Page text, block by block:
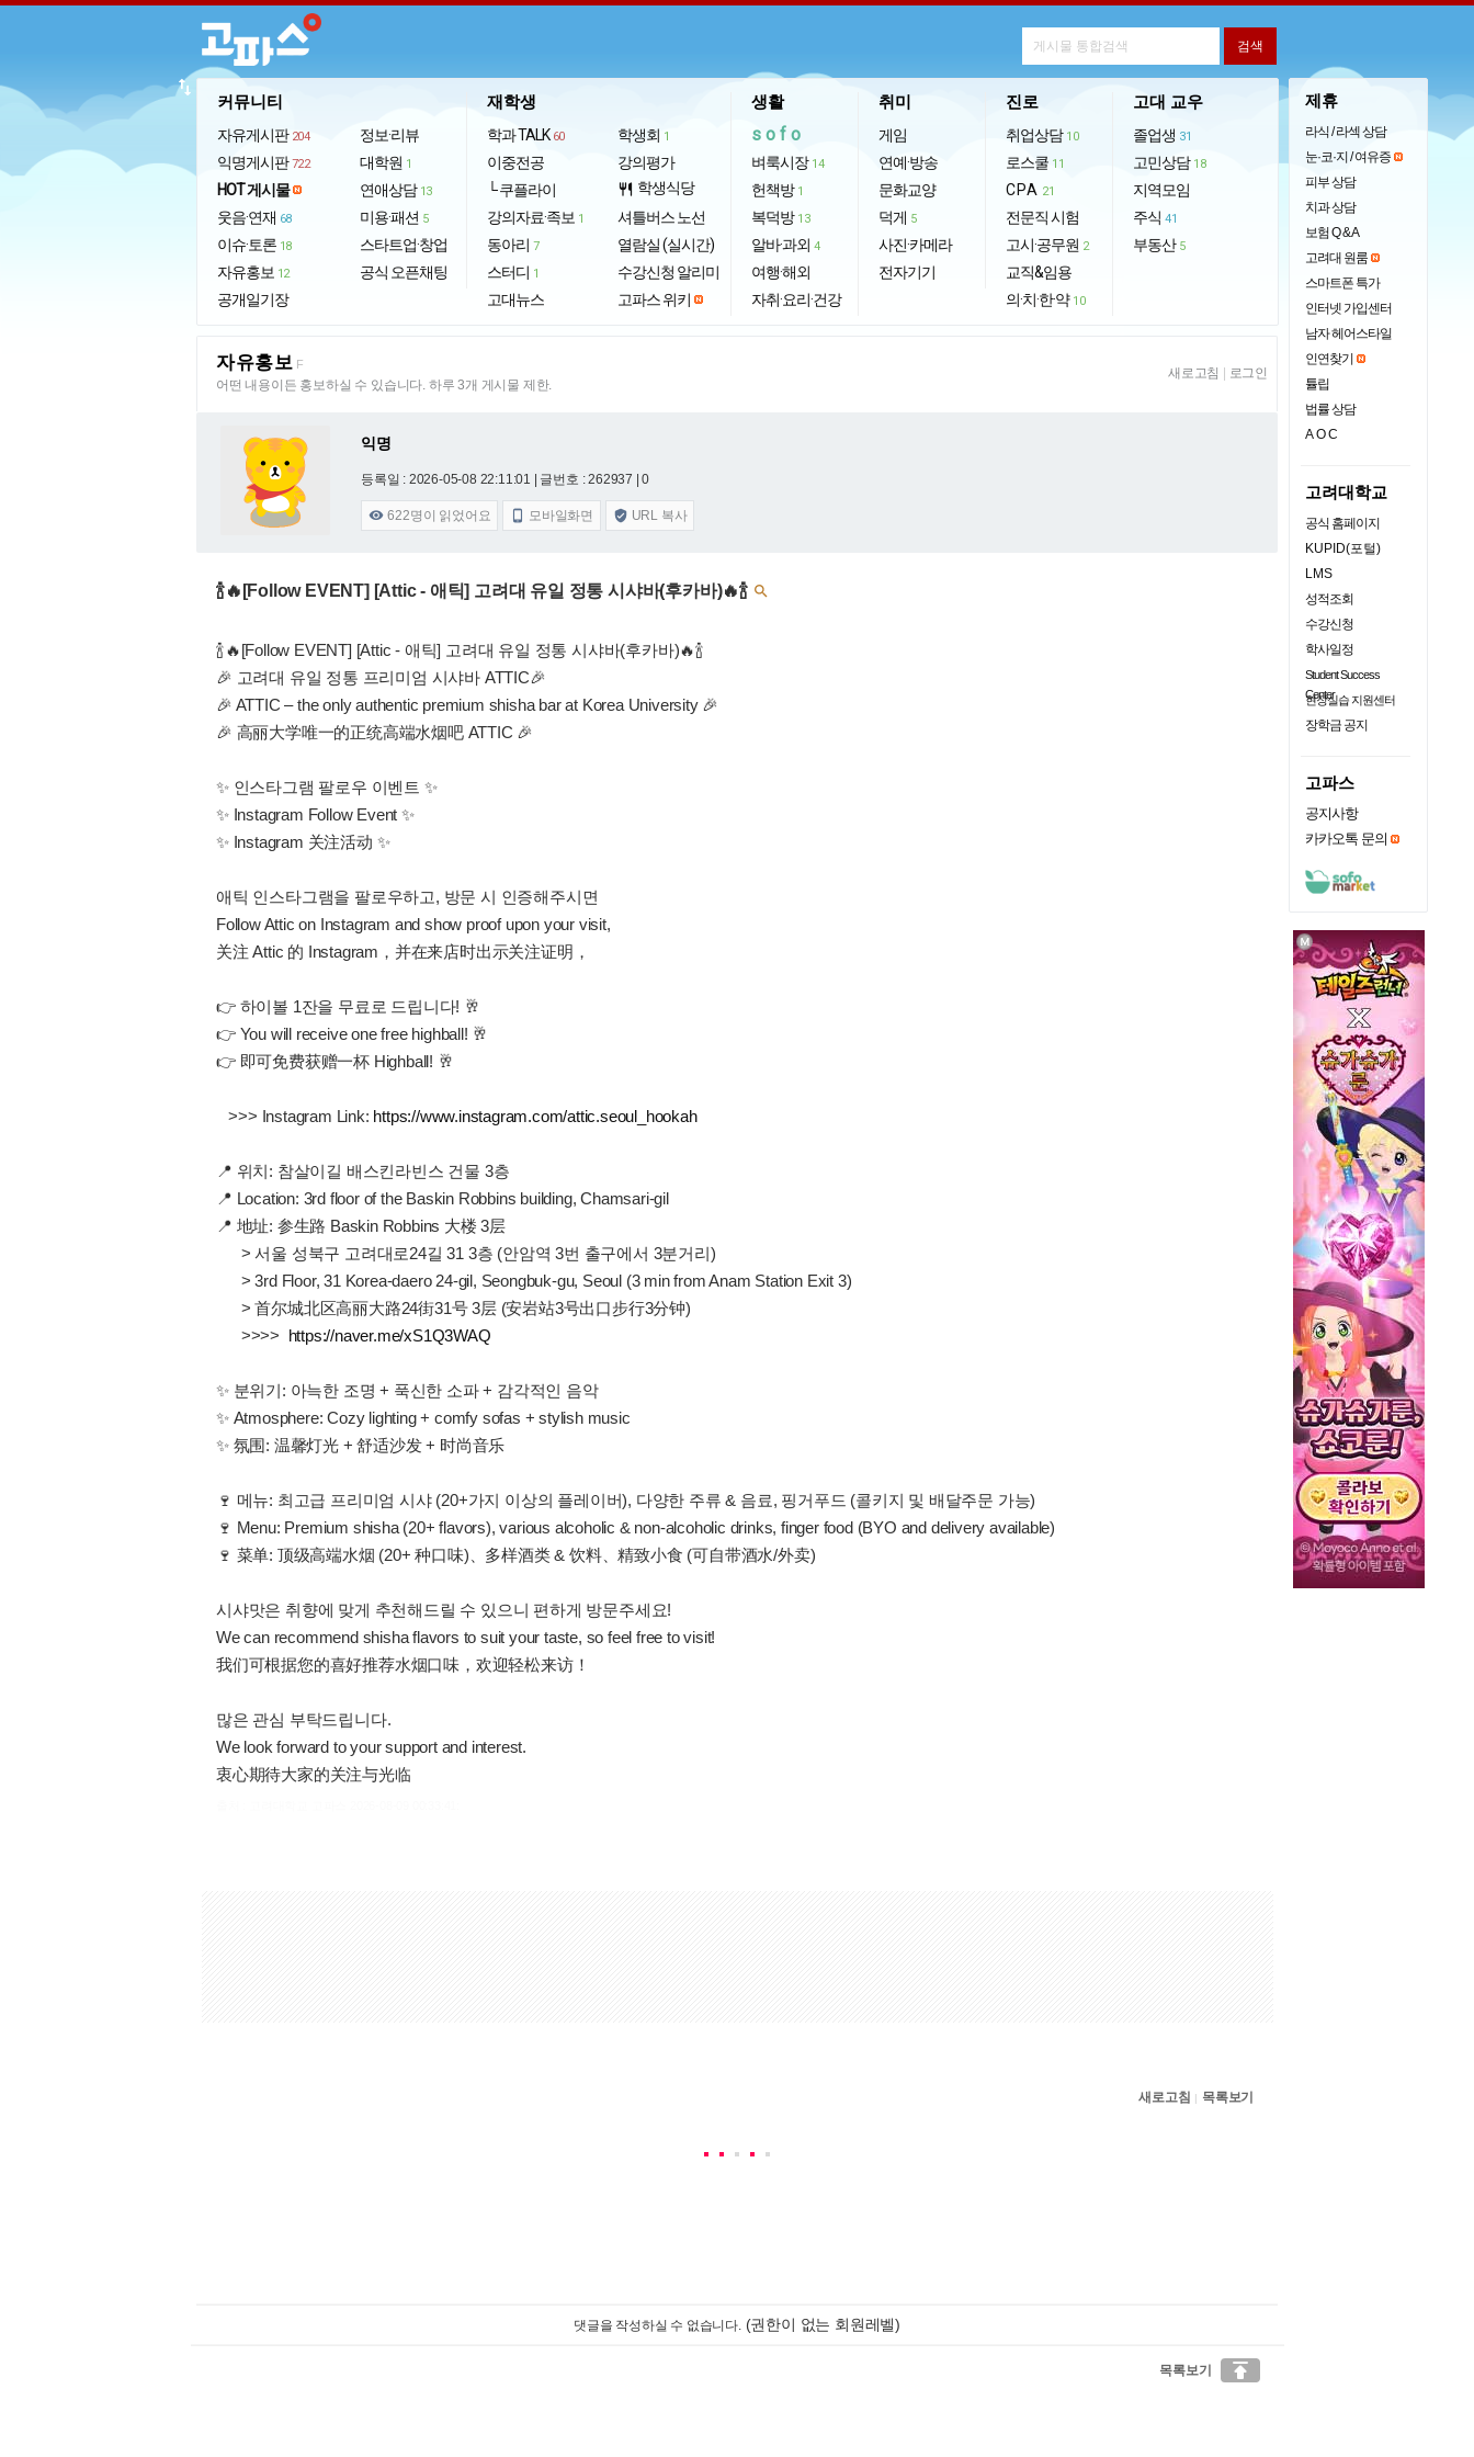
커뮤니티
자유게시판 204
익명게시판 722
HOT 게시물
웃음·연재 68
이슈·토론 18
자유홍보 12
공개일기장
정보·리뷰
대학원 1
연애상담 13
미용·패션 5
스타트업·창업
공식 오픈채팅
재학생
학과 TALK 60
이중전공
└ 쿠플라이
강의자료·족보 1
동아리 7
스터디 1
고대뉴스
학생회 1
강의평가
restaurant 학생식당
셔틀버스 노선
열람실 (실시간)
수강신청 알리미
고파스 위키
생활
sofo
벼룩시장 14
헌책방 1
복덕방 13
알바·과외 4
여행·해외
자취·요리·건강
취미
게임
연예·방송
문화교양
덕게 5
사진·카메라
전자기기
진로
취업상담 10
로스쿨 11
CPA 21
전문직 시험
고시·공무원 2
교직&임용
의·치·한·약 10
고대 교우
졸업생 31
고민상담 18
지역모임
주식 41
부동산 5
import_export
자유홍보 F
어떤 내용이든 홍보하실 수 있습니다. 하루 3개 게시물 제한.
새로고침 로그인
익명
등록일 : 2026-05-08 22:11:01 | 글번호 : 262937 | 0
 622명이 읽었어요  모바일화면  URL 복사
🍾🔥[Follow EVENT] [Attic - 애틱] 고려대 유일 정통 시샤바(후카바)🔥🍾 
🍾🔥[Follow EVENT] [Attic - 애틱] 고려대 유일 정통 시샤바(후카바)🔥🍾
🎉 고려대 유일 정통 프리미엄 시샤바 ATTIC🎉
🎉 ATTIC – the only authentic premium shisha bar at Korea University 🎉
🎉 高丽大学唯一的正统高端水烟吧 ATTIC 🎉
✨ 인스타그램 팔로우 이벤트 ✨
✨ Instagram Follow Event ✨
✨ Instagram 关注活动 ✨
애틱 인스타그램을 팔로우하고, 방문 시 인증해주시면
Follow Attic on Instagram and show proof upon your visit,
关注 Attic 的 Instagram，并在来店时出示关注证明，
👉 하이볼 1잔을 무료로 드립니다! 🥂
👉 You will receive one free highball! 🥂
👉 即可免费获赠一杯 Highball! 🥂
>>> Instagram Link: https://www.instagram.com/attic.seoul_hookah
📍 위치: 참살이길 배스킨라빈스 건물 3층
📍 Location: 3rd floor of the Baskin Robbins building, Chamsari-gil
📍 地址: 参生路 Baskin Robbins 大楼 3层
> 서울 성북구 고려대로24길 31 3층 (안암역 3번 출구에서 3분거리)
> 3rd Floor, 31 Korea-daero 24-gil, Seongbuk-gu, Seoul (3 min from Anam Station Exit 3)
> 首尔城北区高丽大路24街31号 3层 (安岩站3号出口步行3分钟)
>>>> https://naver.me/xS1Q3WAQ
✨ 분위기: 아늑한 조명 + 푹신한 소파 + 감각적인 음악
✨ Atmosphere: Cozy lighting + comfy sofas + stylish music
✨ 氛围: 温馨灯光 + 舒适沙发 + 时尚音乐
🍷 메뉴: 최고급 프리미엄 시샤 (20+가지 이상의 플레이버), 다양한 주류 & 음료, 핑거푸드 (콜키지 및 배달주문 가능)
🍷 Menu: Premium shisha (20+ flavors), various alcoholic & non-alcoholic drinks, finger food (BYO and delivery available)
🍷 菜单: 顶级高端水烟 (20+ 种口味)、多样酒类 & 饮料、精致小食 (可自带酒水/外卖)
시샤맛은 취향에 맞게 추천해드릴 수 있으니 편하게 방문주세요!
We can recommend shisha flavors to suit your taste, so feel free to visit!
我们可根据您的喜好推荐水烟口味，欢迎轻松来访！
많은 관심 부탁드립니다.
We look forward to your support and interest.
衷心期待大家的关注与光临
새로고침 | 목록보기
댓글을 작성하실 수 없습니다. (권한이 없는 회원레벨)
목록보기 
제휴
라식 / 라섹 상담
눈·코·지 / 여유증
피부 상담
치과 상담
보험 Q & A
고려대 원룸
스마트폰 특가
인터넷 가입센터
남자 헤어스타일
인연찾기
튤립
법률 상담
AOC
고려대학교
공식 홈페이지
KUPID(포털)
LMS
성적조회
수강신청
학사일정
Student Success
Center
현장실습 지원센터
장학금 공지
고파스
공지사항
카카오톡 문의